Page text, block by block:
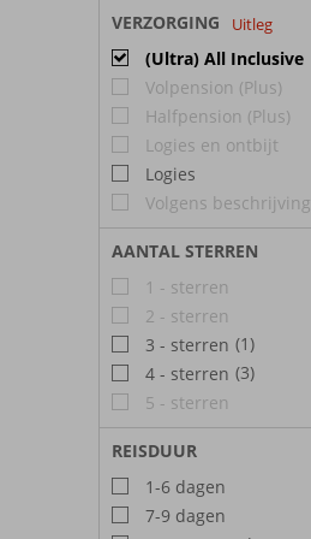
VERZORGING Uitleg
(Ultra) All Inclusive
Volpension (Plus)
Halfpension (Plus)
Logies en ontbijt
Logies
Volgens beschrijving
AANTAL STERREN
1 - sterren
2 - sterren
3 - sterren (1)
4 - sterren (3)
5 - sterren
REISDUUR
1-6 dagen
7-9 dagen